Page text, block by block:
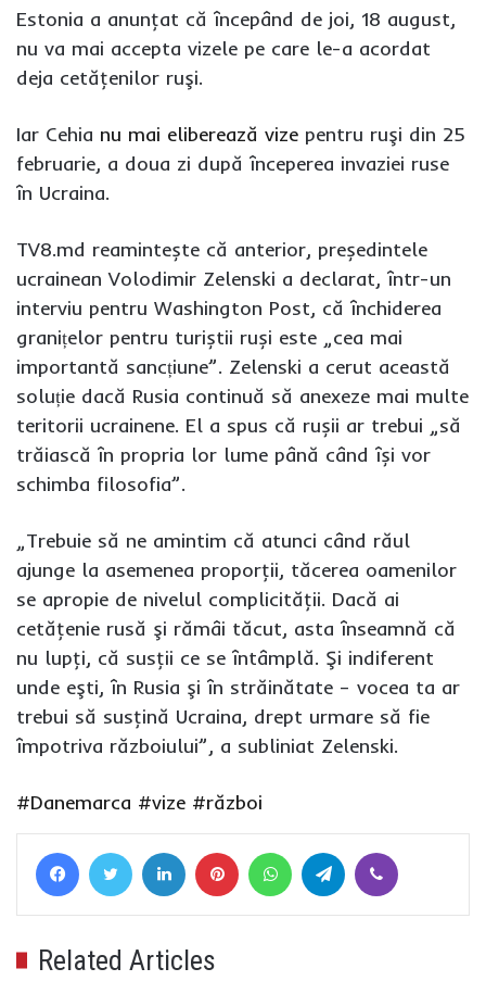
Estonia a anunţat că începând de joi, 18 august,
nu va mai accepta vizele pe care le-a acordat
deja cetăţenilor ruşi.
Iar Cehia nu mai eliberează vize pentru ruşi din 25
februarie, a doua zi după începerea invaziei ruse
în Ucraina.
TV8.md reamintește că anterior, președintele
ucrainean Volodimir Zelenski a declarat, într-un
interviu pentru Washington Post, că închiderea
granițelor pentru turiștii ruși este „cea mai
importantă sancțiune”. Zelenski a cerut această
soluție dacă Rusia continuă să anexeze mai multe
teritorii ucrainene. El a spus că rușii ar trebui „să
trăiască în propria lor lume până când își vor
schimba filosofia”.
„Trebuie să ne amintim că atunci când răul
ajunge la asemenea proporţii, tăcerea oamenilor
se apropie de nivelul complicităţii. Dacă ai
cetăţenie rusă şi rămâi tăcut, asta înseamnă că
nu lupţi, că susţii ce se întâmplă. Şi indiferent
unde eşti, în Rusia şi în străinătate – vocea ta ar
trebui să susţină Ucraina, drept urmare să fie
împotriva războiului”, a subliniat Zelenski.
#Danemarca #vize #război
FacebookTwitter LinkedIn Pinterest WhatsAppTelegram
Related Articles